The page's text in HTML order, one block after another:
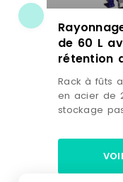
de 60 L
rétention
Rack à fûts
en acier de
stockage
rétention,
niveaux, 9 à